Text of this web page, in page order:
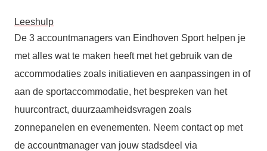
Leeshulp
De 3 accountmanagers van Eindhoven Sport helpen je
met alles wat te maken heeft met het gebruik van de
accommodaties zoals initiatieven en aanpassingen in of
aan de sportaccommodatie, het bespreken van het
huurcontract, duurzaamheidsvragen zoals
zonnepanelen en evenementen. Neem contact op met
de accountmanager van jouw stadsdeel via